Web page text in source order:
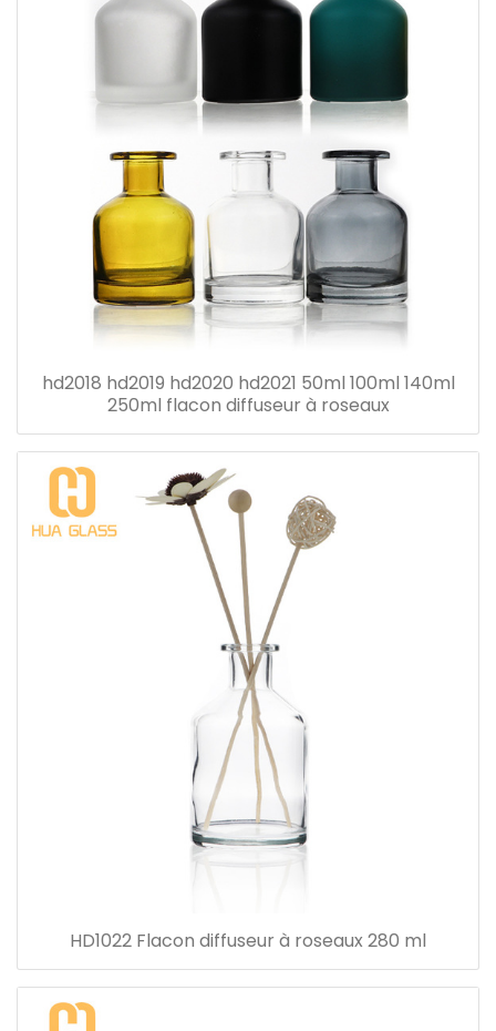
hd2018 hd2019 hd2020 hd2021 50ml 100ml 140ml
250ml flacon diffuseur à roseaux
HD1022 Flacon diffuseur à roseaux 280 ml